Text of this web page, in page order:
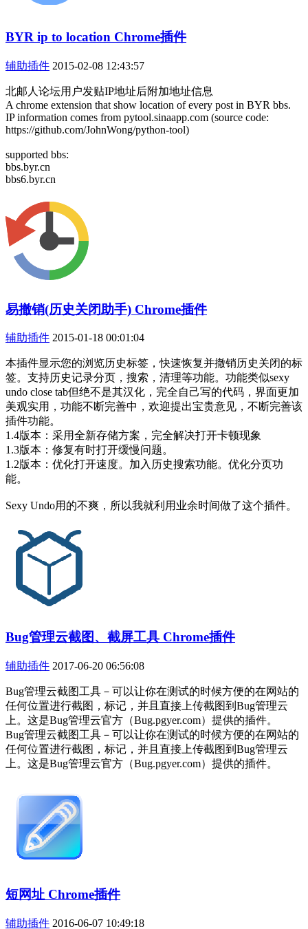
BYR ip to location Chrome插件
辅助插件 2015-02-08 12:43:57
北邮人论坛用户发贴IP地址后附加地址信息
A chrome extension that show location of every post in BYR bbs.
IP information comes from pytool.sinaapp.com (source code:
https://github.com/JohnWong/python-tool)
supported bbs:
bbs.byr.cn
bbs6.byr.cn
易撤销(历史关闭助手) Chrome插件
辅助插件 2015-01-18 00:01:04
本插件显示您的浏览历史标签，快速恢复并撤销历史关闭的标
签。支持历史记录分页，搜索，清理等功能。功能类似sexy
undo close tab但绝不是其汉化，完全自己写的代码，界面更加
美观实用，功能不断完善中，欢迎提出宝贵意见，不断完善该
插件功能。
1.4版本：采用全新存储方案，完全解决打开卡顿现象
1.3版本：修复有时打开缓慢问题。
1.2版本：优化打开速度。加入历史搜索功能。优化分页功
能。
Sexy Undo用的不爽，所以我就利用业余时间做了这个插件。
Bug管理云截图、截屏工具 Chrome插件
辅助插件 2017-06-20 06:56:08
Bug管理云截图工具－可以让你在测试的时候方便的在网站的
任何位置进行截图，标记，并且直接上传截图到Bug管理云
上。这是Bug管理云官方（Bug.pgyer.com）提供的插件。
Bug管理云截图工具－可以让你在测试的时候方便的在网站的
任何位置进行截图，标记，并且直接上传截图到Bug管理云
上。这是Bug管理云官方（Bug.pgyer.com）提供的插件。
短网址 Chrome插件
辅助插件 2016-06-07 10:49:18